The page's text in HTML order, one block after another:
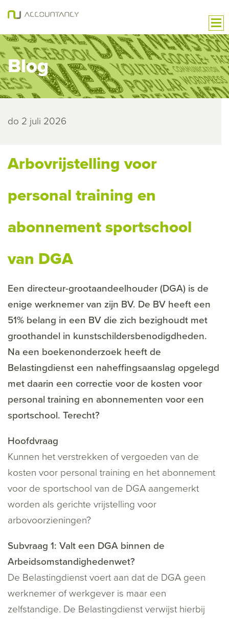
Blog
do 2 juli 2026
Arbovrijstelling voor
personal training en
abonnement sportschool
van DGA
Een directeur-grootaandeelhouder (DGA) is de
enige werknemer van zijn BV. De BV heeft een
51% belang in een BV die zich bezighoudt met
groothandel in kunstschildersbenodigdheden.
Na een boekenonderzoek heeft de
Belastingdienst een naheffingsaanslag opgelegd
met daarin een correctie voor de kosten voor
personal training en abonnementen voor een
sportschool. Terecht?
Hoofdvraag
Kunnen het verstrekken of vergoeden van de
kosten voor personal training en het abonnement
voor de sportschool van de DGA aangemerkt
worden als gerichte vrijstelling voor
arbovoorzieningen?
Subvraag 1: Valt een DGA binnen de
Arbeidsomstandighedenwet?
De Belastingdienst voert aan dat de DGA geen
werknemer of werkgever is maar een
zelfstandige. De Belastingdienst verwijst hierbij